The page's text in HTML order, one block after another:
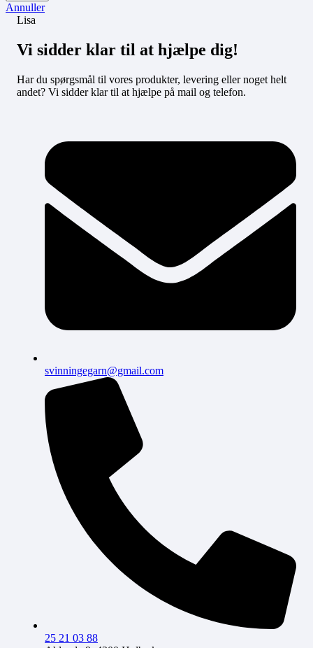
Annuller
Lisa
Vi sidder klar til at hjælpe dig!
Har du spørgsmål til vores produkter, levering eller noget helt
andet? Vi sidder klar til at hjælpe på mail og telefon.
svinningegarn@gmail.com
25 21 03 88